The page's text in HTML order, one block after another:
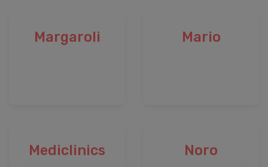
Margaroli Mario
Mediclinics Noro